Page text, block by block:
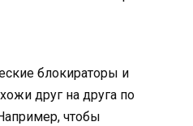
блокираторы и
друг на друга по
чтобы